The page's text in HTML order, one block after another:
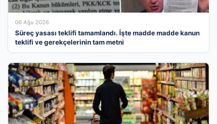
06 Ağu 2026
Süreç yasası teklifi tamamlandı. İşte madde madde kanun
teklifi ve gerekçelerinin tam metni